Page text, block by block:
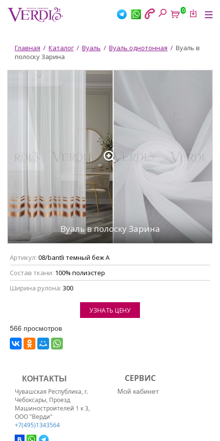
основному
0
Вы
здесь
Главная / Каталог / Вуаль / Вуаль однотонная / Вуаль в
полоску Зарина
Вуаль в полоску Зарина
Артикул: 08/bantli темный беж А
Состав ткани: 100% полиэстер
Ширина рулона: 300
УЗНАТЬ ЦЕНУ
566 просмотров
КОНТАКТЫ
Чувашская Республика, г.
Чебоксары, Проезд
Машиностроителей 1 к 3,
ООО "Верди"
+7(495)1343564
СЕРВИС
Мой кабинет